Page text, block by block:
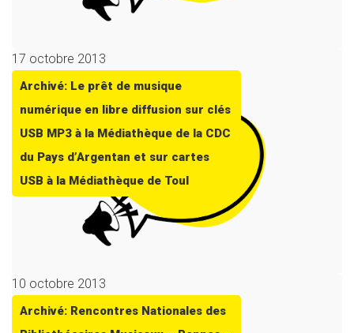
17 octobre 2013
Archivé: Le prêt de musique
numérique en libre diffusion sur clés
USB MP3 à la Médiathèque de la CDC
du Pays d’Argentan et sur cartes
USB à la Médiathèque de Toul
10 octobre 2013
Archivé: Rencontres Nationales des